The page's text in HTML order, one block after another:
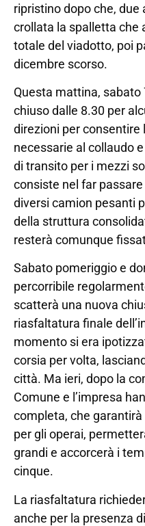
ripristino dopo che, due
crollata la spalletta che
totale del viadotto, poi
dicembre scorso.
Questa mattina, sabato
chiuso dalle 8.30 per
direzioni per consentire
necessarie al collaudo
di transito per i mezzi
consiste nel far
diversi camion pesanti
della struttura
resterà comunque
Sabato pomeriggio e
percorribile
scatterà una nuova
riasfaltatura finale
momento si era
corsia per volta,
città. Ma ieri, dopo la
Comune e l’impresa
completa, che
per gli operai,
grandi e accorcerà i
cinque.
La riasfaltatura
anche per la presenza